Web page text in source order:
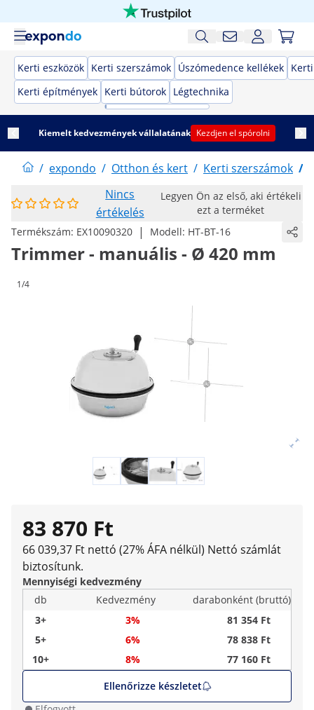
Kerti eszközök Kerti szerszámok Úszómedence kellékek
Kerti építmények Kerti bútorok Légtechnika
Kiemelt kedvezmények vállalatának Kezdjen el spórolni
/ expondo / Otthon és kert / Kerti szerszámok /
Nincs
értékelés
Legyen Ön az első, aki értékeli
ezt a terméket
Termékszám: EX10090320 | Modell: HT-BT-16
Trimmer - manuális - Ø 420 mm
1/4
83 870 Ft
66 039,37 Ft nettó (27% ÁFA nélkül) Nettó számlát
biztosítunk.
Mennyiségi kedvezmény
db
Kedvezmény
darabonként (bruttó)
3+
3%
81 354 Ft
5+
6%
78 838 Ft
10+
8%
77 160 Ft
Ellenőrizze készletet